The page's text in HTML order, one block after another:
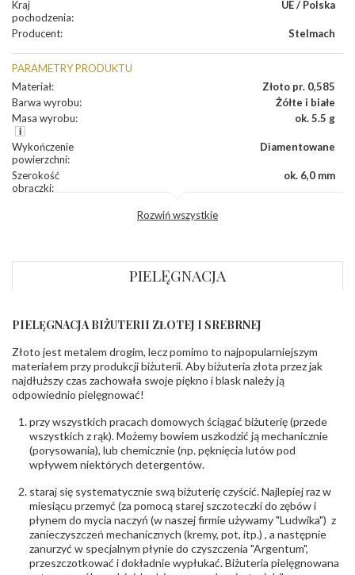
Kraj
pochodzenia:
UE / Polska
Producent: Stelmach
PARAMETRY PRODUKTU
Materiał:
Złoto pr. 0,585
Barwa wyrobu:
Żółte i białe
Masa wyrobu: ok. 5.5 g
Wykończenie
powierzchni:
Diamentowane
Szerokość
obrączki:
ok. 6,0 mm
INNE PARAMETRY
Producent
odpowiedzialny:
PZ Stelmach Sp. z o.o. ul. Północna 22 45-805
Opole; NIP 7542889545; Tel. +48 77 54 90 100;
biuro@stelmach.pl
Bezpieczeństwo
ostrzeżenia:
Nie nadaje się dla dzieci w wieku poniżej 3 lat
zawierają nikiel
Rozwiń wszystkie
PIELĘGNACJA
PIELĘGNACJA BIŻUTERII ZŁOTEJ I SREBRNEJ
Złoto jest metalem drogim, lecz pomimo to najpopularniejszym
materiałem przy produkcji biżuterii. Aby biżuteria złota przez jak
najdłuższy czas zachowała swoje piękno i blask należy ją
odpowiednio pielęgnować!
przy wszystkich pracach domowych ściągać biżuterię (przede
wszystkich z rąk). Możemy bowiem uszkodzić ją mechanicznie
(porysowania), lub chemicznie (np. pęknięcia lutów pod
wpływem niektórych detergentów.
staraj się systematycznie swą biżuterię czyścić. Najlepiej raz w
miesiącu przemyć (za pomocą starej szczoteczki do zębów i
płynem do mycia naczyń (w naszej firmie używamy "Ludwika") z
zanieczyszczeń mechanicznych (kremy, pot, itp.) , a następnie
zanurzyć w specjalnym płynie do czyszczenia "Argentum",
przeszczotkować i dokładnie wypłukać. Biżuteria pielęgnowana